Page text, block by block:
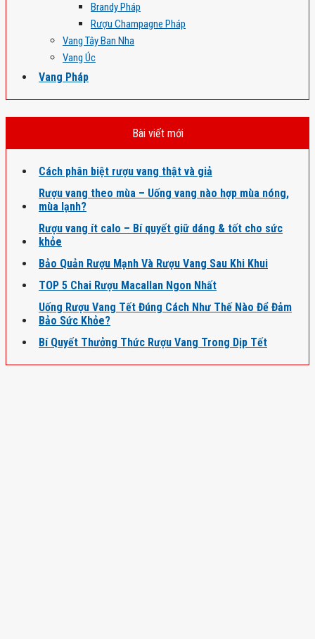
Brandy Pháp
Rượu Champagne Pháp
Vang Tây Ban Nha
Vang Úc
Vang Pháp
Bài viết mới
Cách phân biệt rượu vang thật và giả
Rượu vang theo mùa – Uống vang nào hợp mùa nóng,
mùa lạnh?
Rượu vang ít calo – Bí quyết giữ dáng & tốt cho sức
khỏe
Bảo Quản Rượu Mạnh Và Rượu Vang Sau Khi Khui
TOP 5 Chai Rượu Macallan Ngon Nhất
Uống Rượu Vang Tết Đúng Cách Như Thế Nào Để Đảm
Bảo Sức Khỏe?
Bí Quyết Thưởng Thức Rượu Vang Trong Dịp Tết